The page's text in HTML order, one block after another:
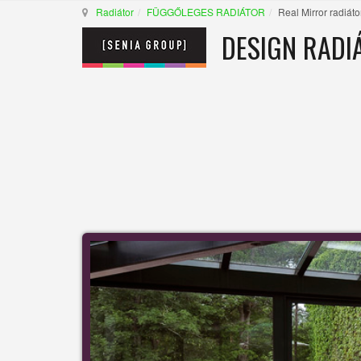
Radiátor FÜGGŐLEGES RADIÁTOR Real Mirror
DESIGN